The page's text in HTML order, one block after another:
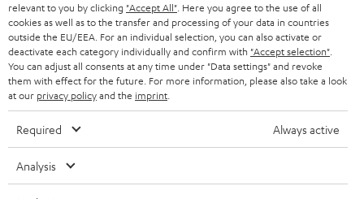
BLUETOOTH-LAUTSPRECHER
KOPFHÖRER
BLUETOOTH-KOPFHÖRER
LAUTSPRECHER
ULTIMA-SERIE
PARTNERPROGRAMM
BLOG
NEWSLETTER
STORES
DEINE VORTEILE BEI TEUFEL
TEUFEL STORY
SCHWEIZ
NIEDERLANDE
BELGIEN
POLEN
relevant to you by clicking "Accept All" . Here you agree to the use of all
cookies as well as to the transfer and processing of your data in countries
outside the EU/EEA. For an individual selection, you can also activate or
deactivate each category individually and confirm with "Accept selection"
You can adjust all consents at any time under "Data settings" and revoke
them with effect for the future. For more information, please also take a look
at our privacy policyand the imprint
Required Always active
Analysis